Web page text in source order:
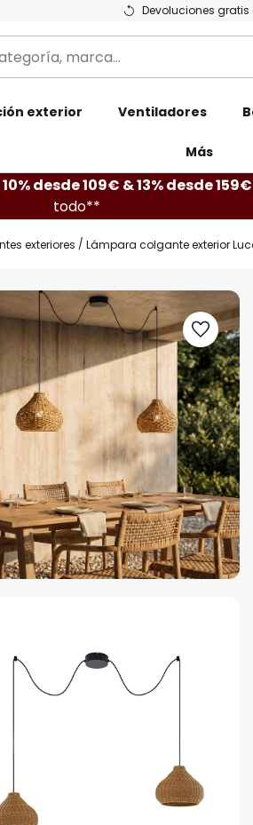
Devoluciones
exterior Ventiladores
Más
10% desde 109€ & 13% desde 159€
todo**
exteriores Lámpara colgante exterior